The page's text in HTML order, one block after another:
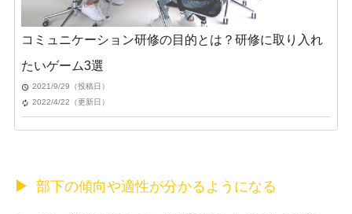
コミュニケーション研修の目的とは？研修に取り入れ
たいゲーム3選
2021/9/29（投稿日）
2022/4/22（更新日）
部下の傾向や適性が分かるようになる